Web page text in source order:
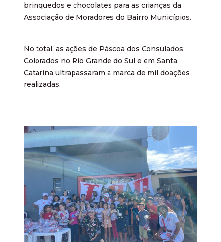
brinquedos e chocolates para as crianças da
Associação de Moradores do Bairro Municípios.
No total, as ações de Páscoa dos Consulados
Colorados no Rio Grande do Sul e em Santa
Catarina ultrapassaram a marca de mil doações
realizadas.